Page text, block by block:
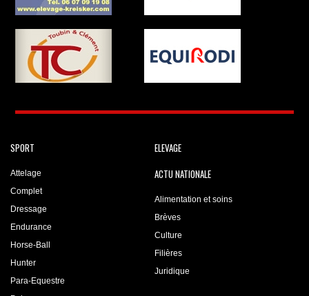
SPORT
Attelage
Complet
Dressage
Endurance
Horse-Ball
Hunter
Para-Equestre
ELEVAGE
ACTU NATIONALE
Alimentation et soins
Brèves
Culture
Filières
Juridique